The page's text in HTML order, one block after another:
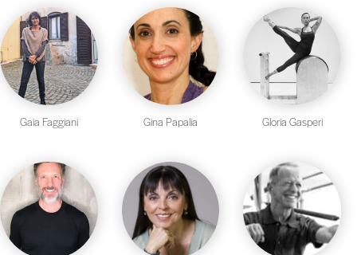
Gaia Faggiani Gina Papalia Gloria Gasperi